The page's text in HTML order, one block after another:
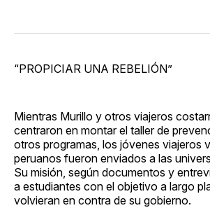
“PROPICIAR UNA REBELIÓN”
Mientras Murillo y otros viajeros
centraron en montar el taller de
otros programas, los jóvenes viajeros
peruanos fueron enviados a las
Su misión, según documentos y
a estudiantes con el objetivo a largo
volvieran en contra de su gobierno.